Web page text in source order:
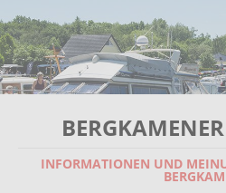
INFORMATIONEN UND